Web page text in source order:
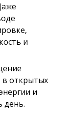
и
в открытых
и
день.